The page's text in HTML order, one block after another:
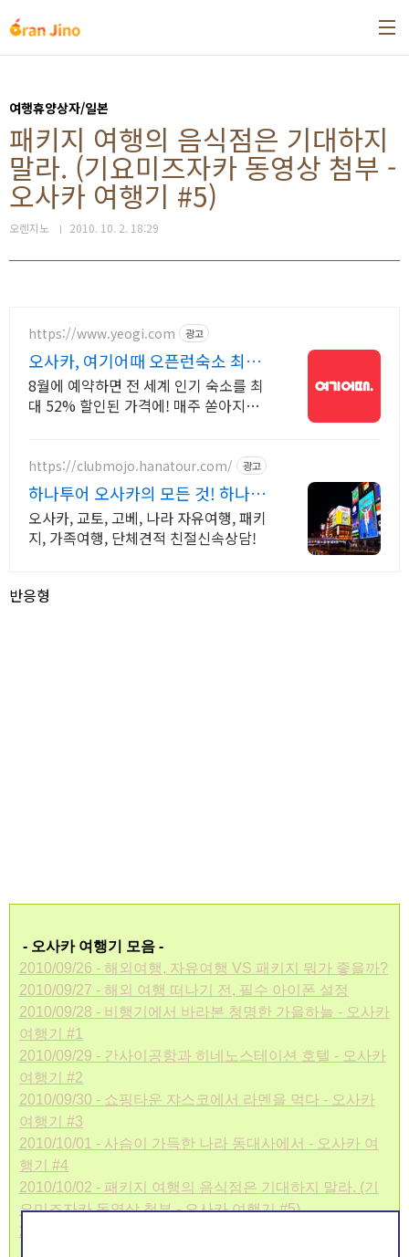
여행휴양상자/일본
패키지 여행의 음식점은 기대하지
말라. (기요미즈자카 동영상 첨부 -
오사카 여행기 #5)
오렌지노 2010. 10. 2. 18:29
https://www.yeogi.com 광고
오사카, 여기어때 오픈런숙소 최대
81% 할인
8월에 예약하면 전 세계 인기 숙소를 최
대 52% 할인된 가격에! 매주 쏟아지는
https://clubmojo.hanatour.com/ 광고
하나투어 오사카의 모든 것! 하나투
어 공식예약 인증센터
오사카, 교토, 고베, 나라 자유여행, 패키
지, 가족여행, 단체견적 친절신속상담!
반응형
- 오사카 여행기 모음 -
2010/09/26 - 해외여행, 자유여행 VS 패키지 뭐가 좋을까?
2010/09/27 - 해외 여행 떠나기 전, 필수 아이폰 설정
2010/09/28 - 비행기에서 바라본 청명한 가을하늘 - 오사카
여행기 #1
2010/09/29 - 간사이공항과 히네노스테이션 호텔 - 오사카
여행기 #2
2010/09/30 - 쇼핑타운 쟈스코에서 라멘을 먹다 - 오사카
여행기 #3
2010/10/01 - 사슴이 가득한 나라 동대사에서 - 오사카 여
행기 #4
2010/10/02 - 패키지 여행의 음식점은 기대하지 말라. (기
요미즈자카 동영상 첨부 - 오사카 여행기 #5)
2010/10/03 - 많은 속설을 담고있는 일본의 신사, 청수사 -